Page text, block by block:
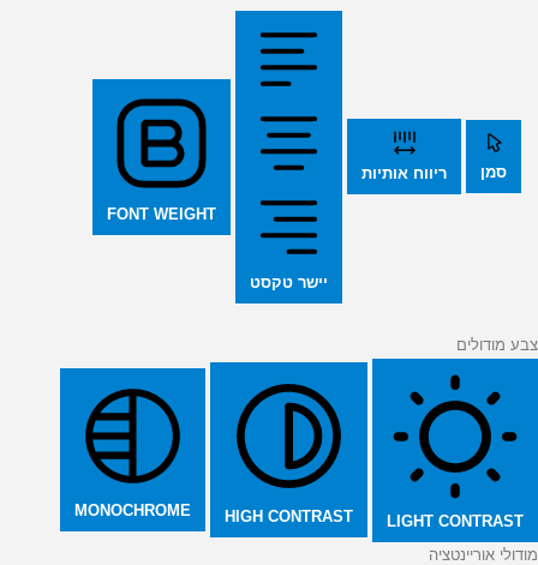
סמן ריווח אותיות
יישר טקסט
FONT WEIGHT
צבע מודולים
LIGHT CONTRAST
HIGH CONTRAST
MONOCHROME
מודולי אוריינטציה